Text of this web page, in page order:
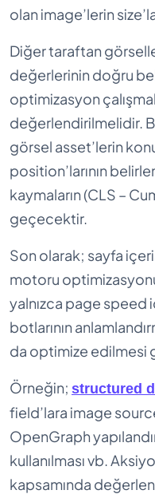
olan image’lerin
Diğer taraftan
değerlerinin doğru
optimizasyon
değerlendirilmelidir.
görsel asset’lerin
position’larının
kaymaların (CLS –
geçecektir.
Son olarak; sayfa
motoru
yalnızca page speed
botlarının
da optimize edilmesi
Örneğin; structured
field’lara image
OpenGraph
kullanılması vb.
kapsamında